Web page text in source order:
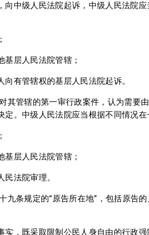
向中级人民法院起诉，中级人民法院
基层人民法院管辖；
向有管辖权的基层人民法院起诉。
其管辖的第一审行政案件，认为需要
定。中级人民法院应当根据不同情况在
基层人民法院管辖；
民法院审理。
九条规定的“原告所在地”，包括原告
实，既采取限制公民人身自由的行政